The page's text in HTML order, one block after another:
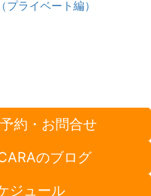
ライベート編）
約・お問合せ
のブログ
ジュール